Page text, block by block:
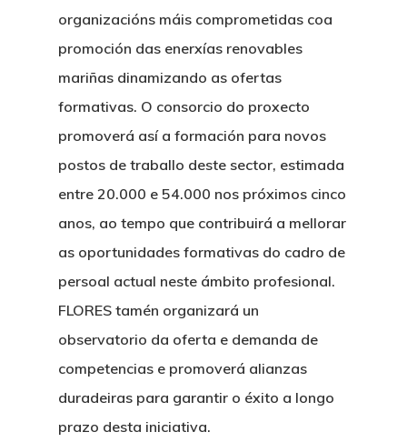
organizacións máis comprometidas coa
promoción das enerxías renovables
mariñas dinamizando as ofertas
formativas. O consorcio do proxecto
promoverá así a formación para novos
postos de traballo deste sector, estimada
entre 20.000 e 54.000 nos próximos cinco
anos, ao tempo que contribuirá a mellorar
as oportunidades formativas do cadro de
persoal actual neste ámbito profesional.
FLORES tamén organizará un
observatorio da oferta e demanda de
competencias e promoverá alianzas
duradeiras para garantir o éxito a longo
prazo desta iniciativa.